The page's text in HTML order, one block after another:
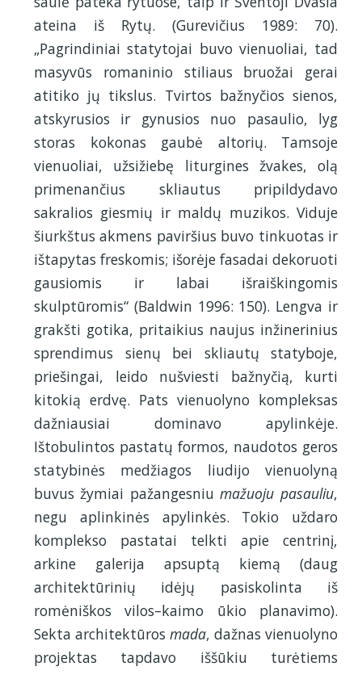
ateina iš Rytų. (Gurevičius 1989: 70).
„Pagrindiniai statytojai buvo vienuoliai, tad
masyvūs romaninio stiliaus bruožai gerai
atitiko jų tikslus. Tvirtos bažnyčios sienos,
atskyrusios ir gynusios nuo pasaulio, lyg
storas kokonas gaubė altorių. Tamsoje
vienuoliai, užsižiebę liturgines žvakes, olą
primenančius skliautus pripildydavo
sakralios giesmių ir maldų muzikos. Viduje
šiurkštus akmens paviršius buvo tinkuotas ir
ištapytas freskomis; išorėje fasadai dekoruoti
gausiomis ir labai išraiškingomis
skulptūromis“ (Baldwin 1996: 150). Lengva ir
grakšti gotika, pritaikius naujus inžinerinius
sprendimus sienų bei skliautų statyboje,
priešingai, leido nušviesti bažnyčią, kurti
kitokią erdvę. Pats vienuolyno kompleksas
dažniausiai dominavo apylinkėje.
Ištobulintos pastatų formos, naudotos geros
statybinės medžiagos liudijo vienuolyną
buvus žymiai pažangesniu mažuoju pasauliu,
negu aplinkinės apylinkės. Tokio uždaro
komplekso pastatai telkti apie centrinį,
arkine galerija apsuptą kiemą (daug
architektūrinių idėjų pasiskolinta iš
romėniškos vilos–kaimo ūkio planavimo).
Sekta architektūros mada, dažnas vienuolyno
projektas tapdavo iššūkiu turėtiems